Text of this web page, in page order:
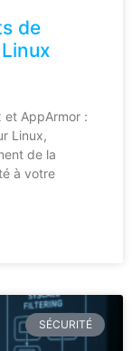
de
et AppArmor :
Linux,
de la
à votre
SÉCURITÉ